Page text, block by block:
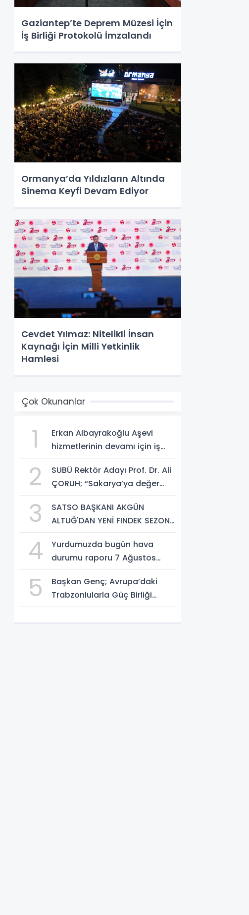
Gaziantep’te Deprem Müzesi İçin
İş Birliği Protokolü İmzalandı
Ormanya’da Yıldızların Altında
Sinema Keyfi Devam Ediyor
Cevdet Yılmaz: Nitelikli İnsan
Kaynağı İçin Milli Yetkinlik
Hamlesi
Çok Okunanlar
1
Erkan Albayrakoğlu Aşevi
hizmetlerinin devamı için iş
2
SUBÜ Rektör Adayı Prof. Dr. Ali
ÇORUH; “Sakarya’ya değer
etmek istiyorum”
3
SATSO BAŞKANI AKGÜN
ALTUĞ'DAN YENİ FINDEK SEZONU
4
Yurdumuzda bugün hava
durumu raporu 7 Ağustos
5
Başkan Genç; Avrupa’daki
Trabzonlularla Güç Birliği